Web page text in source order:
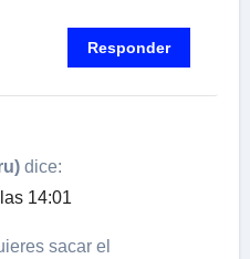
Responder
dice:
14:01
sacar el